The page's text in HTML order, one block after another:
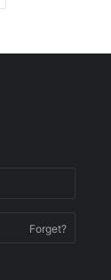
Forget?